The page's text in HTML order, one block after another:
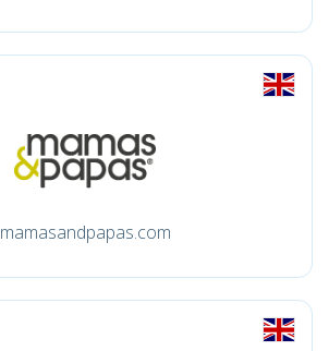
mamasandpapas.com